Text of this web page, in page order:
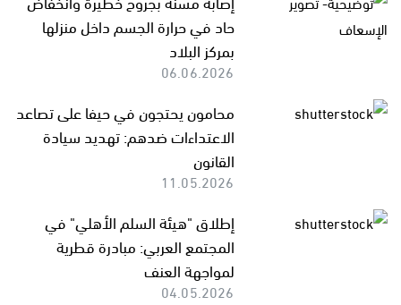
حاد في حرارة الجسم داخل منزلها
بمركز البلاد
06.06.2026
محامون يحتجون في حيفا على تصاعد
الاعتداءات ضدهم: تهديد سيادة
القانون
11.05.2026
إطلاق "هيئة السلم الأهلي" في
المجتمع العربي: مبادرة قطرية
لمواجهة العنف
04.05.2026